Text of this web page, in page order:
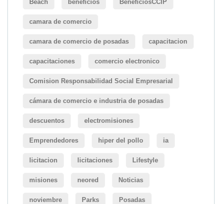
Beach beneficios BeneficiosCCIP
camara de comercio
camara de comercio de posadas capacitacion
capacitaciones comercio electronico
Comision Responsabilidad Social Empresarial
cámara de comercio e industria de posadas
descuentos electromisiones
Emprendedores hiper del pollo ia
licitacion licitaciones Lifestyle
misiones neored Noticias
noviembre Parks Posadas